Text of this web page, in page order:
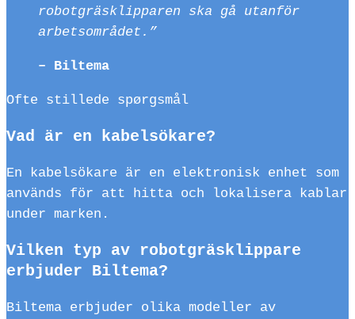
robotgräsklipparen ska gå utanför
arbetsområdet.”
– Biltema
Ofte stillede spørgsmål
Vad är en kabelsökare?
En kabelsökare är en elektronisk enhet som
används för att hitta och lokalisera kablar
under marken.
Vilken typ av robotgräsklippare
erbjuder Biltema?
Biltema erbjuder olika modeller av